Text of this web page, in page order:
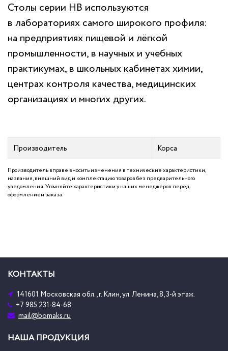
Столы серии НВ используются
в лабораториях самого широкого профиля:
на предприятиях пищевой и лёгкой
промышленности, в научных и учебных
практикумах, в школьных кабинетах химии,
центрах контроля качества, медицинских
организациях и многих других.
Производитель Корса
Производитель вправе вносить изменения в технические характеристики,
названия, внешний вид и комплектацию товаров без предварительного
уведомления. Уточняйте характеристики у наших менеджеров перед
оформлением заказа.
КОНТАКТЫ
141601 Московская обл., г. Клин, ул. Ленина, 8, 3-й этаж.
+7 985 231-84-68
mail@bomaks.ru
НАША ПРОДУКЦИЯ